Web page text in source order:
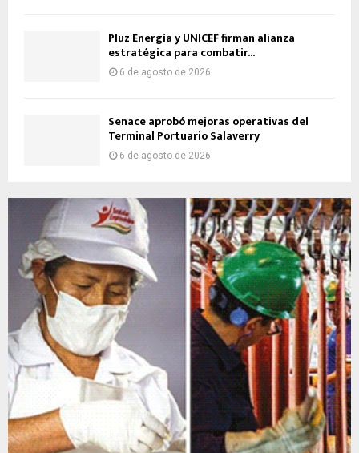
Pluz Energía y UNICEF firman alianza
estratégica para combatir...
6 de agosto de 2026
Senace aprobó mejoras operativas del
Terminal Portuario Salaverry
6 de agosto de 2026